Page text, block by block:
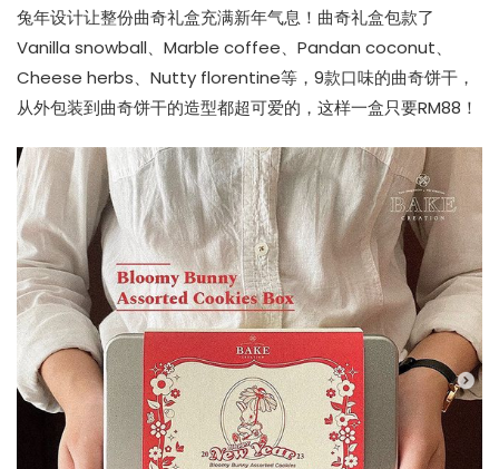
兔年设计让整份曲奇礼盒充满新年气息！曲奇礼盒包款了
Vanilla snowball、Marble coffee、Pandan coconut、
Cheese herbs、Nutty florentine等，9款口味的曲奇饼干，
从外包装到曲奇饼干的造型都超可爱的，这样一盒只要RM88！